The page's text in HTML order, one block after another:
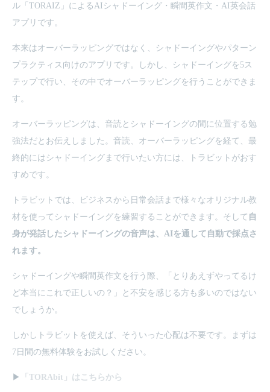
ル「TORAIZ」によるAIシャドーイング・瞬間英作文・AI英会話
アプリです。
本来はオーバーラッピングではなく、シャドーイングやパターン
プラクティス向けのアプリです。しかし、シャドーイングを5ス
テップで行い、その中でオーバーラッピングを行うことができま
す。
オーバーラッピングは、音読とシャドーイングの間に位置する勉
強法だとお伝えしました。音読、オーバーラッピングを経て、最
終的にはシャドーイングまで行いたい方には、トラビットがおす
すめです。
トラビットでは、ビジネスから日常会話まで様々なオリジナル教
材を使ってシャドーイングを練習することができます。そして 自
身が発話したシャドーイングの音声は、AIを通して自動で採点さ
れます。
シャドーイングや瞬間英作文を行う際、「とりあえずやってるけ
ど本当にこれで正しいの？」と不安を感じる方も多いのではない
でしょうか。
しかしトラビットを使えば、そういった心配は不要です。まずは
7日間の無料体験をお試しください。
▶ 「TORAbit」はこちらから